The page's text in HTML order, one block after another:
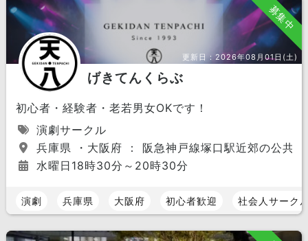
募集中
更新日： 2026年08月01日(土)
げきてんくらぶ
初心者・経験者・老若男女OKです！
演劇サークル
兵庫県 ・大阪府 ： 阪急神戸線塚口駅近郊の公共
水曜日18時30分～20時30分
演劇 兵庫県 大阪府 初心者歓迎 社会人サーク